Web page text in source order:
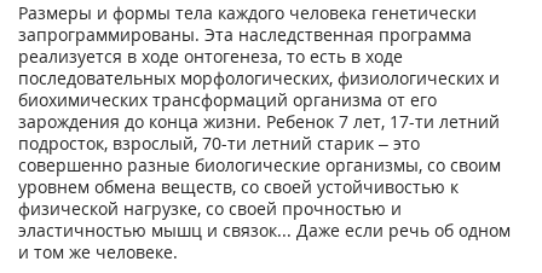
Размеры и формы тела каждого человека генетически
запрограммированы. Эта наследственная программа
реализуется в ходе онтогенеза, то есть в ходе
последовательных морфологических, физиологических и
биохимических трансформаций организма от его
зарождения до конца жизни. Ребенок 7 лет, 17-ти летний
подросток, взрослый, 70-ти летний старик – это
совершенно разные биологические организмы, со своим
уровнем обмена веществ, со своей устойчивостью к
физической нагрузке, со своей прочностью и
эластичностью мышц и связок... Даже если речь об одном
и том же человеке.